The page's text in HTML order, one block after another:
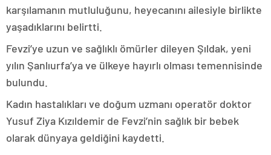
karşılamanın mutluluğunu, heyecanını ailesiyle birlikte
yaşadıklarını belirtti.
Fevzi’ye uzun ve sağlıklı ömürler dileyen Şıldak, yeni
yılın Şanlıurfa’ya ve ülkeye hayırlı olması temennisinde
bulundu.
Kadın hastalıkları ve doğum uzmanı operatör doktor
Yusuf Ziya Kızıldemir de Fevzi’nin sağlık bir bebek
olarak dünyaya geldiğini kaydetti.